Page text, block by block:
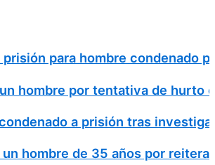
para hombre condenado
hombre por tentativa de
a prisión tras
un hombre de 35 años por